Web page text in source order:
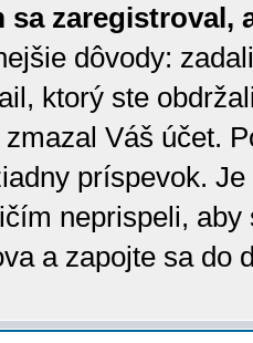
zaregistroval,
dôvody:
ktorý ste
Váš účet.
príspevok.
neprispeli,
a zapojte sa do